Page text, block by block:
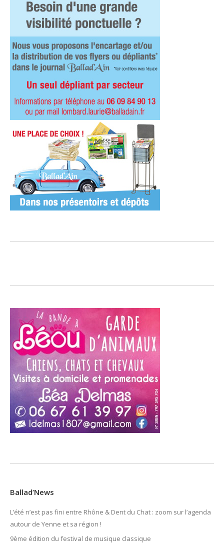
Ballad’News
L’été n’est pas fini entre Rhône & Dent du Chat : zoom sur l’agenda
autour de Yenne et sa région !
9ème édition du festival de musique classique